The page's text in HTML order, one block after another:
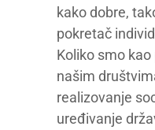
kako dobre,
pokretač
Koliko smo
našim
realizovanje
uređivanje